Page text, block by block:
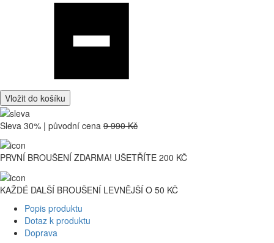
Vložit do košíku
Sleva 30% | původní cena 9 990 Kč
PRVNÍ BROUŠENÍ ZDARMA! UŠETŘÍTE 200 KČ
KAŽDÉ DALŠÍ BROUŠENÍ LEVNĚJŠÍ O 50 KČ
Popis produktu
Dotaz k produktu
Doprava